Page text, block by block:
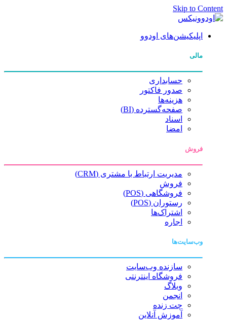
Skip to Content
اپلیکیشن‌های اودوو
مالی
حسابداری
صدور فاکتور
هزینه‌ها
صفحه‌گسترده (BI)
اسناد
امضا
فروش
مدیریت ارتباط با مشتری (CRM)
فروش
فروشگاهی (POS)
رستوران (POS)
اشتراک‌ها
اجاره
وب‌سایت‌ها
سازنده وب‌سایت
فروشگاه اینترنتی
وبلاگ
انجمن
چت زنده
آموزش آنلاین